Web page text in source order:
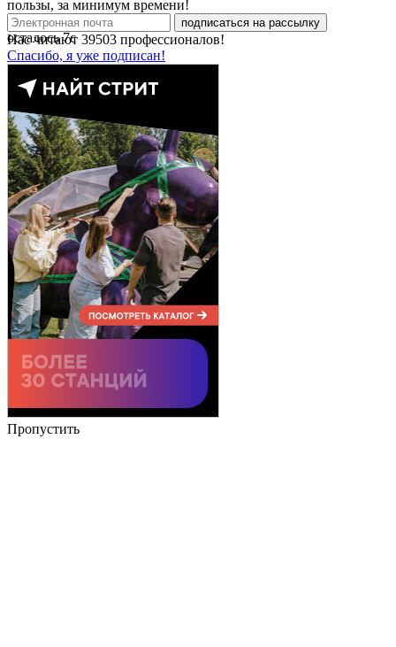
пользы, за минимум времени!
подписаться на рассылку
Нас читают 39503 профессионалов!
Спасибо, я уже подписан!
осталось7с
Пропустить